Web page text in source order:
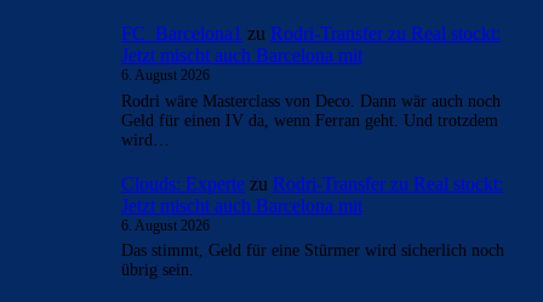
FC_Barcelona1 zu Rodri-Transfer zu Real stockt:
Jetzt mischt auch Barcelona mit
6. August 2026
Rodri wäre Masterclass von Deco. Dann wär auch noch
Geld für einen IV da, wenn Ferran geht. Und trotzdem
wird…
Clouds: Experte zu Rodri-Transfer zu Real stockt:
Jetzt mischt auch Barcelona mit
6. August 2026
Das stimmt, Geld für eine Stürmer wird sicherlich noch
übrig sein.